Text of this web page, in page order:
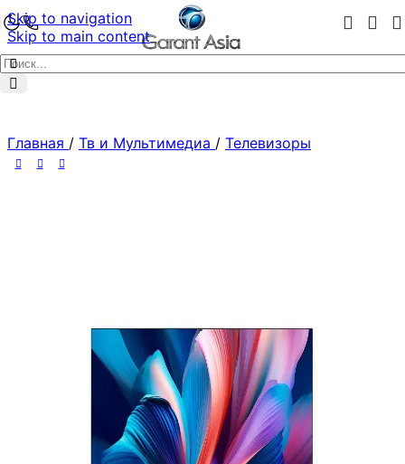
Skip to navigation
Skip to main content
Главная / Тв и Мультимедиа / Телевизоры